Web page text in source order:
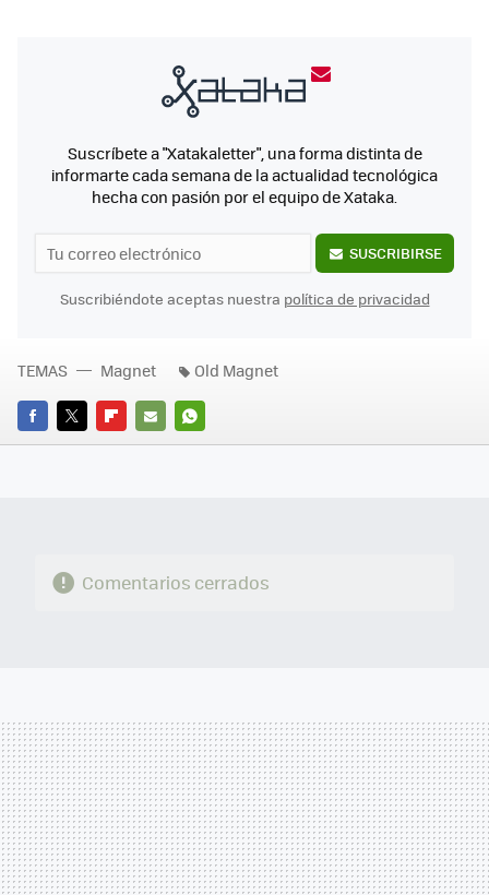
Suscríbete a "Xatakaletter", una forma distinta de
informarte cada semana de la actualidad tecnológica
hecha con pasión por el equipo de Xataka.
SUSCRIBIRSE
Suscribiéndote aceptas nuestra política de privacidad
FACEBOOK
TWITTERFLIPBOARD
E-
WHATSAPP
TEMAS Magnet Old Magnet
Comentarios cerrados